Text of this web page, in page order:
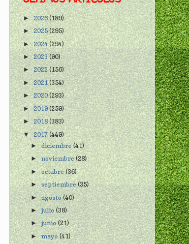
►2026(189)
►2025(295)
►2024(294)
►2023(90)
►2022(156)
►2021(354)
►2020(293)
►2019(259)
►2018(383)
▼2017(449)
►diciembre(41)
►noviembre(28)
►octubre(36)
►septiembre(35)
►agosto(40)
►julio(38)
►junio(21)
►mayo(41)